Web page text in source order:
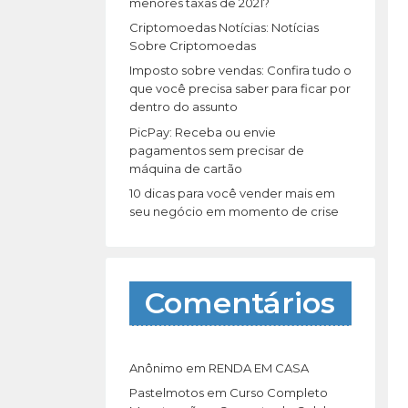
:
Criptomoedas Notícias: Notícias
Sobre Criptomoedas
Imposto sobre vendas: Confira tudo o
que você precisa saber para ficar por
dentro do assunto
PicPay: Receba ou envie
pagamentos sem precisar de
máquina de cartão
10 dicas para você vender mais em
seu negócio em momento de crise
Comentários
Anônimo em RENDA EM CASA
Pastelmotosem Curso Completo